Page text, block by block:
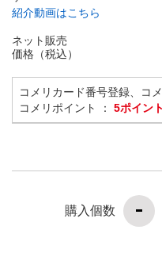
紹介動画はこちら
ネット販売
価格（税込）
コメリカード番号登録、コ
コメリポイント ： 5ポイン
購入個数